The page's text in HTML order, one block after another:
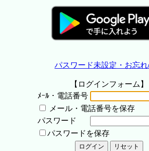
パスワード未設定・お忘
【ログインフォーム】
ﾒｰﾙ・電話番号
メール・電話番号を保存
パスワード
パスワードを保存